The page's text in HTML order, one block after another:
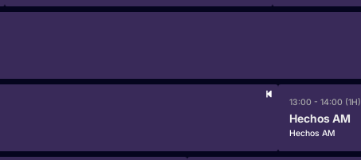
13:00 - 14:00 (1H)
Hechos AM
Hechos AM